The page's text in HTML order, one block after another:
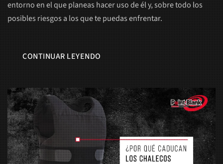
entorno en el que planeas hacer uso de él y, sobre todo los
posibles riesgos a los que te puedas enfrentar.
CONTINUAR LEYENDO